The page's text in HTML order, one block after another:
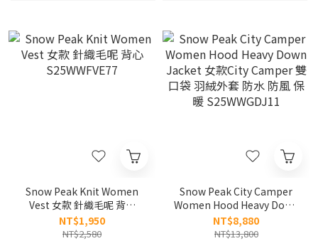
Snow Peak Knit Women
Vest 女款 針織毛呢 背心
S25WWFVE77
NT$1,950
NT$2,580
Snow Peak City Camper
Women Hood Heavy Down
Jacket 女款City Camper 雙
口袋 羽絨外套 防水 防風 保
NT$8,880
NT$13,800